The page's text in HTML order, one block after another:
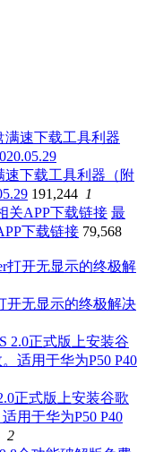
速下载工具利器（附
191,244 1
最
下载链接 79,568
开无显示的终极解决
正式版上安装谷歌
用于华为P50 P40
2